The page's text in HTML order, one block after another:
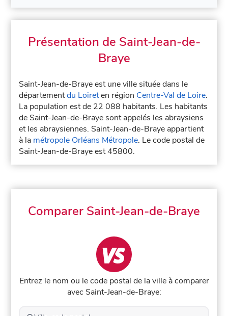
Présentation de Saint-Jean-de-
Braye
Saint-Jean-de-Braye est une ville située dans le
départementdu Loireten région Centre-Val de Loire.
La population est de 22 088 habitants. Les habitants
de Saint-Jean-de-Braye sont appelés les abraysiens
et les abraysiennes. Saint-Jean-de-Braye appartient
à la métropole Orléans Métropole. Le code postal de
Saint-Jean-de-Braye est 45800.
Comparer Saint-Jean-de-Braye
Entrez le nom ou le code postal de la ville à comparer
avec Saint-Jean-de-Braye: